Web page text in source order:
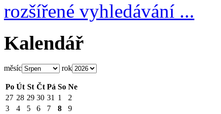
rozšířené vyhledávání ...
Kalendář
měsíc rok
Po Út St Čt Pá So Ne
27 28 29 30 31 1
2
3
4 5 6 7 8
9